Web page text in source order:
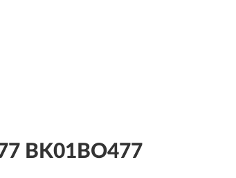
BK01BO477